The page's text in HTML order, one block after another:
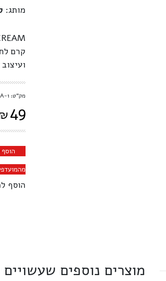
מותג:
קרם
מק"ט: KAVA-1
49
הוסף
הוסף
מוצרים נוספים שעשויים